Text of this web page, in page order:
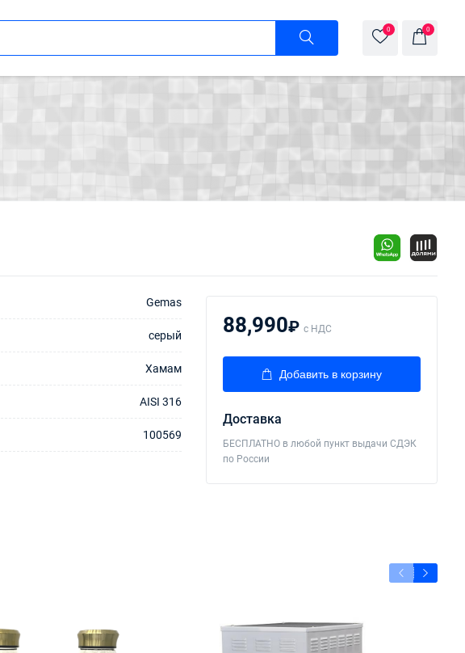
0 0
Gemas
серый
Хамам
AISI 316
100569
88,990₽ с НДС
Добавить в корзину
Доставка
БЕСПЛАТНО в любой пункт выдачи СДЭК
по России